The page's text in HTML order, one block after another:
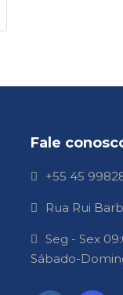
Fale
+55 45
Rua Rui
Seg - Sex
Sábado-